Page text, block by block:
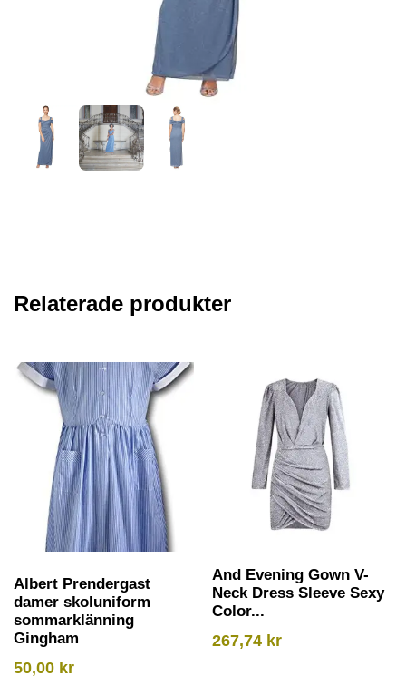
Relaterade produkter
Albert Prendergast
damer skoluniform
sommarklänning
Gingham
50,00 kr
And Evening Gown V-
Neck Dress Sleeve Sexy
Color...
267,74 kr